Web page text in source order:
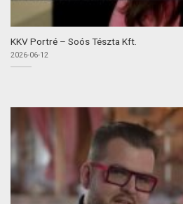
KKV Portré – Soós Tészta Kft.
2026-06-12